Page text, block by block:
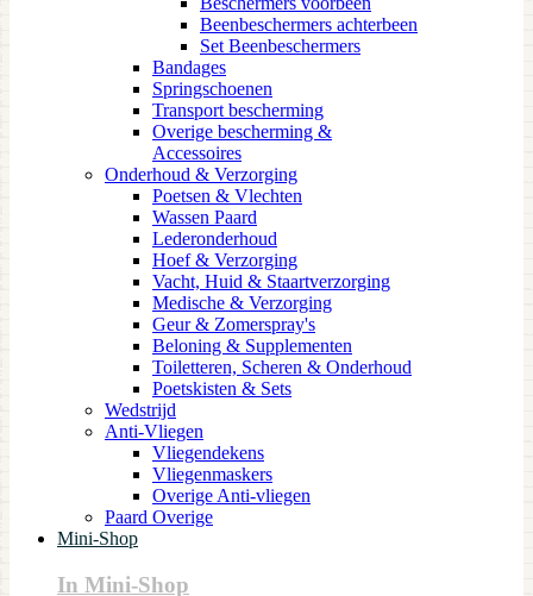
Beenbeschermers achterbeen
Set Beenbeschermers
Bandages
Springschoenen
Transport bescherming
Overige bescherming &
Accessoires
Onderhoud & Verzorging
Poetsen & Vlechten
Wassen Paard
Lederonderhoud
Hoef & Verzorging
Vacht, Huid & Staartverzorging
Medische & Verzorging
Geur & Zomerspray's
Beloning & Supplementen
Toiletteren, Scheren & Onderhoud
Poetskisten & Sets
Wedstrijd
Anti-Vliegen
Vliegendekens
Vliegenmaskers
Overige Anti-vliegen
Paard Overige
Mini-Shop
In Mini-Shop